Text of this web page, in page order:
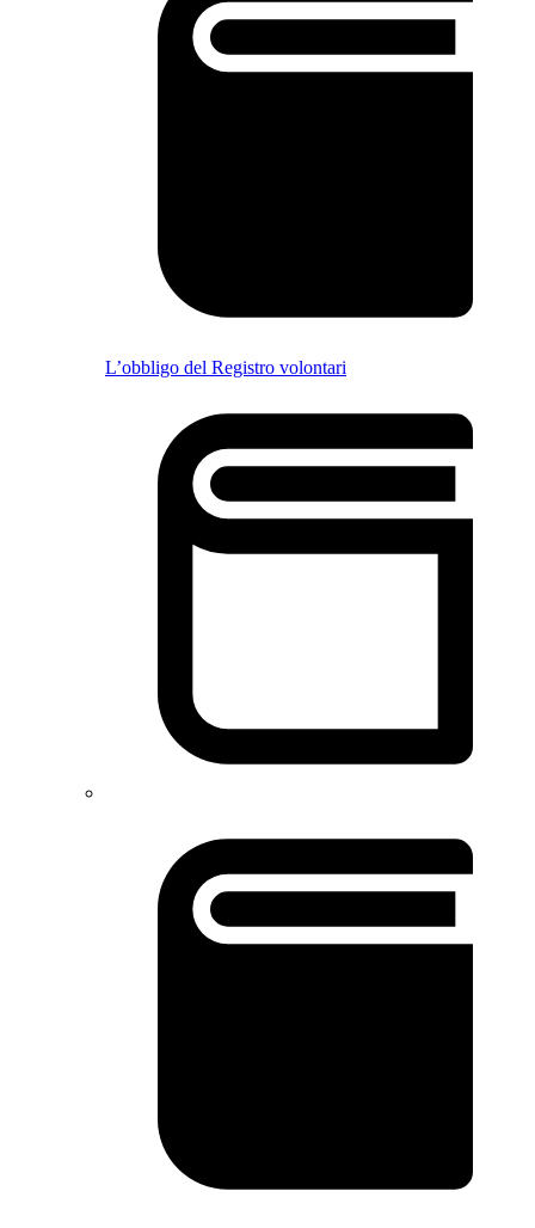
L’obbligo del Registro volontari